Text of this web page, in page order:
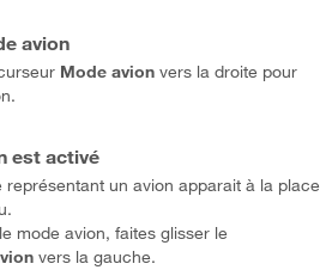
avion
Mode avionvers la droite pour
est activé
représentant un avion apparait à la place
mode avion, faites glisser le
vers la gauche.